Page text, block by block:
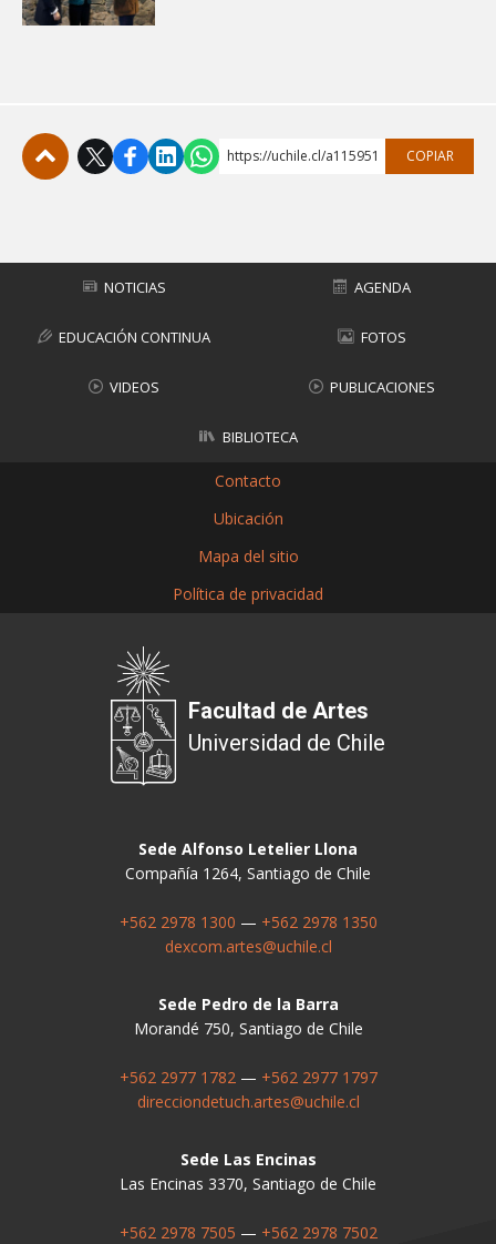
https://uchile.cl/a115951 COPIAR
NOTICIAS AGENDA
EDUCACIÓN CONTINUA FOTOS
VIDEOS PUBLICACIONES
BIBLIOTECA
Contacto
Ubicación
Mapa del sitio
Política de privacidad
Facultad de Artes
Universidad de Chile
Sede Alfonso Letelier Llona
Compañía 1264, Santiago de Chile
+562 2978 1300 — +562 2978 1350
dexcom.artes@uchile.cl
Sede Pedro de la Barra
Morandé 750, Santiago de Chile
+562 2977 1782— +562 2977 1797
direcciondetuch.artes@uchile.cl
Sede Las Encinas
Las Encinas 3370, Santiago de Chile
+562 2978 7505 — +562 2978 7502